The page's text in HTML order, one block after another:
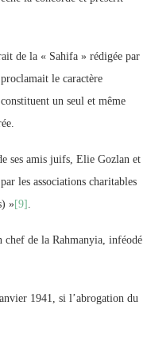
de la « Sahifa » rédigée par
le caractère
un seul et même
ses amis juifs, Elie Gozlan et
les associations charitables
»[9] .
chef de la Rahmanyia, inféodé
1941, si l’abrogation du